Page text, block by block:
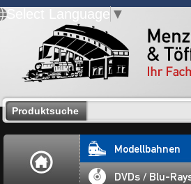
Select Language ▼
Produktsuche
Modellbahnen
DVDs / Blu-